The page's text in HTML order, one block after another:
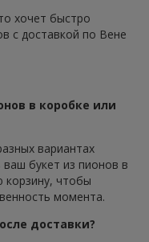
хочет быстро
с доставкой по Вене
в коробке или
вариантах
букет из пионов в
корзину, чтобы
момента.
доставки?